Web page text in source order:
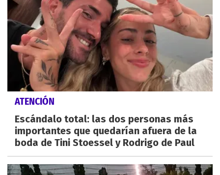
ATENCIÓN
Escándalo total: las dos personas más
importantes que quedarían afuera de la
boda de Tini Stoessel y Rodrigo de Paul